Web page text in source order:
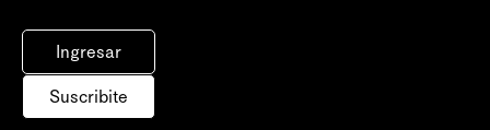
Ingresar
Suscribite